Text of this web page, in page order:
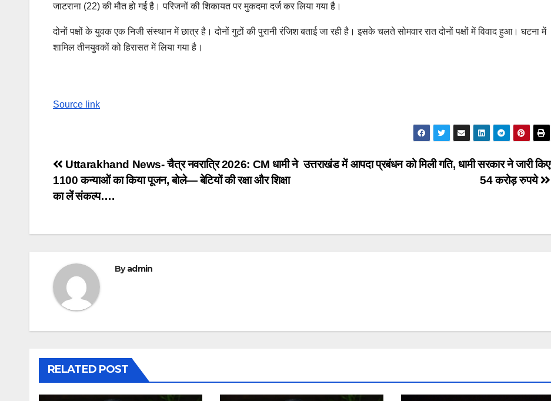
जाटराना (22) की मौत हो गई है। परिजनों की शिकायत पर मुकदमा दर्ज कर लिया गया है।
दोनों पक्षों के युवक एक निजी संस्थान में छात्र है। दोनों गुटों की पुरानी रंजिश बताई जा रही है। इसके चलते सोमवार रात दोनों पक्षों में विवाद हुआ। घटना में
शामिल तीनयुवकों को हिरासत में लिया गया है।
Source link
Post
navigation
उत्तराखंड में आपदा प्रबंधन को मिली गति, धामी सरकार ने जारी किए
54 करोड़ रुपये
Uttarakhand News- चैत्र नवरात्रि 2026: CM धामी ने
1100 कन्याओं का किया पूजन, बोले— बेटियों की रक्षा और शिक्षा
का लें संकल्प….
Byadmin
RELATED POST